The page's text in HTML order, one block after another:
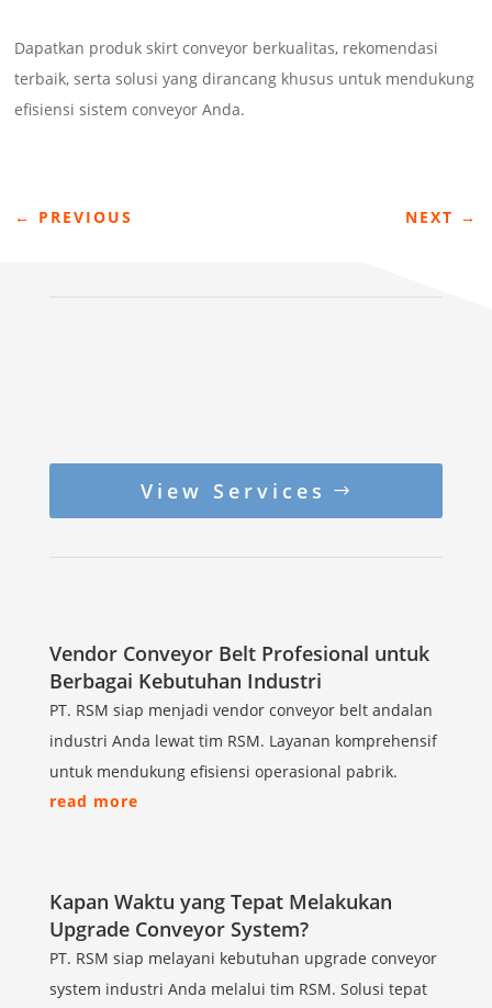
Dapatkan produk skirt conveyor berkualitas, rekomendasi
terbaik, serta solusi yang dirancang khusus untuk mendukung
efisiensi sistem conveyor Anda.
← PREVIOUS NEXT →
View Services
Vendor Conveyor Belt Profesional untuk
Berbagai Kebutuhan Industri
PT. RSM siap menjadi vendor conveyor belt andalan
industri Anda lewat tim RSM. Layanan komprehensif
untuk mendukung efisiensi operasional pabrik.
read more
Kapan Waktu yang Tepat Melakukan
Upgrade Conveyor System?
PT. RSM siap melayani kebutuhan upgrade conveyor
system industri Anda melalui tim RSM. Solusi tepat